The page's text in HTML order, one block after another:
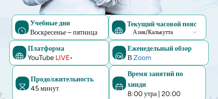
Учебные дни
Воскресенье – пятница
Текущий часовой пояс
Текущий
часовой
пояс
Платформа
YouTube LIVE•
Еженедельный обзор
ВZoom
Продолжительность
45 минут
Время занятий по
хинди
8:00 утра 20:00